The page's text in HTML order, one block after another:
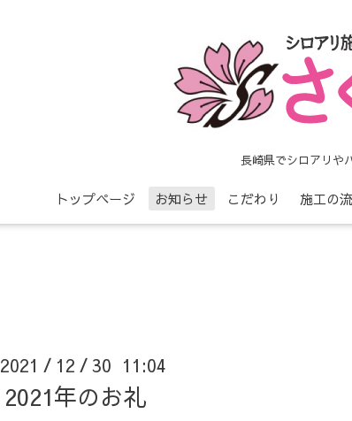
長崎県でシロアリや
トップページ お知らせ こだわり 施工の
2021 / 12 / 30 11:04
2021年のお礼